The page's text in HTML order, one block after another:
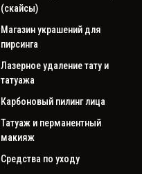
(скайсы)
Магазин украшений для
пирсинга
Лазерное удаление тату и
татуажа
Карбоновый пилинг лица
Татуаж и перманентный
макияж
Средства по уходу